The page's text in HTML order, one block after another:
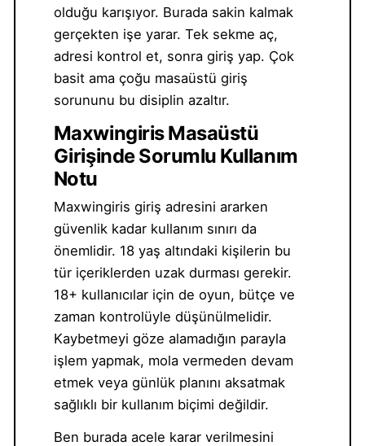
olduğu karışıyor. Burada sakin kalmak
gerçekten işe yarar. Tek sekme aç,
adresi kontrol et, sonra giriş yap. Çok
basit ama çoğu masaüstü giriş
sorununu bu disiplin azaltır.
Maxwingiris Masaüstü
Girişinde Sorumlu Kullanım
Notu
Maxwingiris giriş adresini ararken
güvenlik kadar kullanım sınırı da
önemlidir. 18 yaş altındaki kişilerin bu
tür içeriklerden uzak durması gerekir.
18+ kullanıcılar için de oyun, bütçe ve
zaman kontrolüyle düşünülmelidir.
Kaybetmeyi göze alamadığın parayla
işlem yapmak, mola vermeden devam
etmek veya günlük planını aksatmak
sağlıklı bir kullanım biçimi değildir.
Ben burada acele karar verilmesini